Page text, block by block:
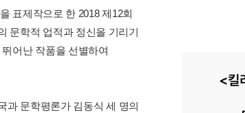
표제작으로 한 2018 제12회
문학적 업적과 정신을 기리기
어난 작품을 선별하여
과 문학평론가 김동식 세 명의